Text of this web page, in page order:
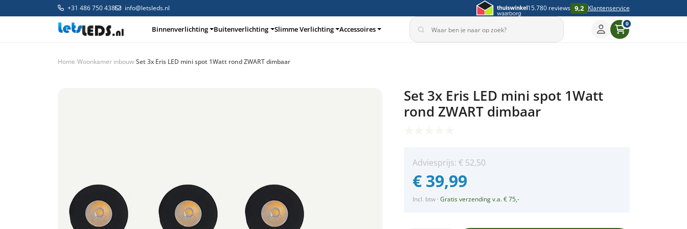
+31 486 750 438 info@letsleds.nl 15.780 reviews 9,2 Klantenservice
Binnenverlichting Buitenverlichting Slimme Verlichting Accessoires
0
Home/Woonkamer inbouw/Set 3x Eris LED mini spot 1Watt rond ZWART dimbaar
Set 3x Eris LED mini spot 1Watt
rond ZWART dimbaar
Adviesprijs:€ 52,50
€ 39,99
Incl. btw ·Gratis verzending v.a. € 75,-